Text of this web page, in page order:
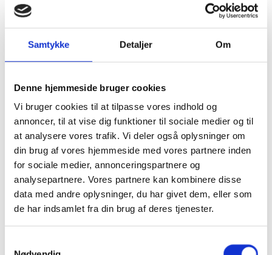
Samtykke Detaljer Om
Denne hjemmeside bruger cookies
Vi bruger cookies til at tilpasse vores indhold og
annoncer, til at vise dig funktioner til sociale medier og til
at analysere vores trafik. Vi deler også oplysninger om
din brug af vores hjemmeside med vores partnere inden
for sociale medier, annonceringspartnere og
analysepartnere. Vores partnere kan kombinere disse
data med andre oplysninger, du har givet dem, eller som
de har indsamlet fra din brug af deres tjenester.
1
års
fødselsdag
års
fødselsdag
💁‍♀️
20
års
fødselsdag
30
års